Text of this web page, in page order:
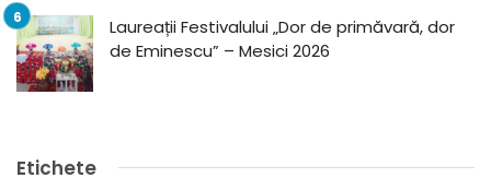
Laureații Festivalului „Dor de primăvară, dor
de Eminescu” – Mesici 2026
Etichete